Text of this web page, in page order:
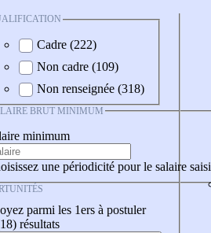
Cadre (222)
Non cadre (109)
Non renseignée (318)
BRUT MINIMUM
minimum
une périodicité pour le salaire saisi
parmi les 1ers à postuler
résultats